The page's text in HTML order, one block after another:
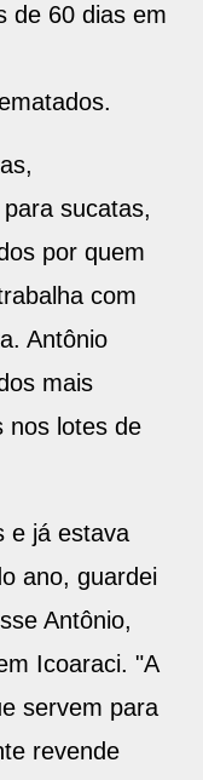
de 60 dias em
sucatas,
por quem
com
Antônio
mais
nos lotes de
e já estava
ano, guardei
Antônio,
Icoaraci. "A
servem para
revende